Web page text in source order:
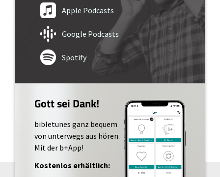
Apple Podcasts
Google Podcasts
Spotify
Gott sei Dank!
bibletunes ganz bequem
von unterwegs aus hören.
Mit der b+App!
Kostenlos erhältlich: